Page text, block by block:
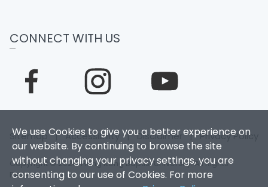
We use Cookies to give you a better experience on
our website. By continuing to browse the site
without changing your privacy settings, you are
consenting to our use of Cookies. For more
CONNECT WITH US
Sitemap |Accessibility |Disclaimer |Privacy Policy
Copyright © 2026. Hong Kong Baptist University. All Rights
Reserved.